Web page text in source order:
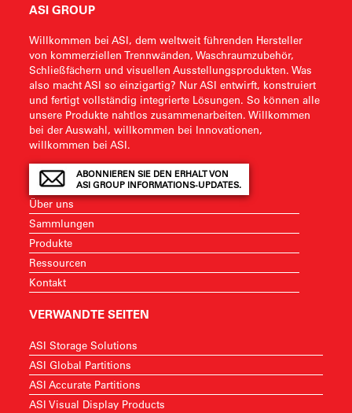
ASI GROUP
Willkommen bei ASI, dem weltweit führenden Hersteller
von kommerziellen Trennwänden, Waschraumzubehör,
Schließfächern und visuellen Ausstellungsprodukten. Was
also macht ASI so einzigartig? Nur ASI entwirft, konstruiert
und fertigt vollständig integrierte Lösungen. So können alle
unsere Produkte nahtlos zusammenarbeiten. Willkommen
bei der Auswahl, willkommen bei Innovationen,
willkommen bei ASI.
ABONNIEREN SIE DEN ERHALT VON
ASI GROUP INFORMATIONS-UPDATES.
Über uns
Sammlungen
Produkte
Ressourcen
Kontakt
VERWANDTE SEITEN
ASI Storage Solutions
ASI Global Partitions
ASI Accurate Partitions
ASI Visual Display Products